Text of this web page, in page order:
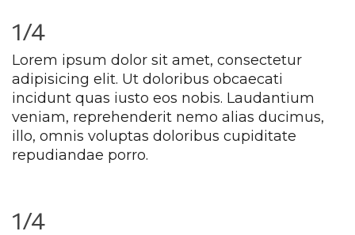
1/4
Lorem ipsum dolor sit amet, consectetur
adipisicing elit. Ut doloribus obcaecati
incidunt quas iusto eos nobis. Laudantium
veniam, reprehenderit nemo alias ducimus,
illo, omnis voluptas doloribus cupiditate
repudiandae porro.
1/4